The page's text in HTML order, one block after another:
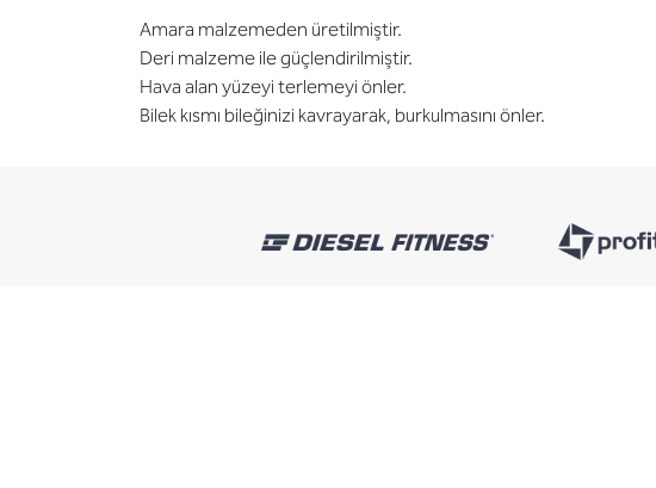
Amara malzemeden üretilmiştir.
Deri malzeme ile güçlendirilmiştir.
Hava alan yüzeyi terlemeyi önler.
Bilek kısmı bileğinizi kavrayarak, burkulmasını önler.